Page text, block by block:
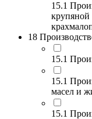
15.1
18
15.1
15.1
масел и
15.1